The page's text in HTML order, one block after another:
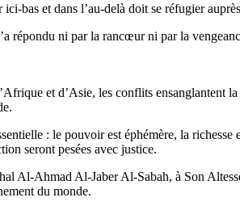
bas et dans l’au-delà doit se réfugier
ni par la rancœur ni par la
et d’Asie, les conflits ensanglantent
: le pouvoir est éphémère, la richesse
seront pesées avec justice.
Al-Ahmad Al-Jaber Al-Sabah, à Son
du monde.